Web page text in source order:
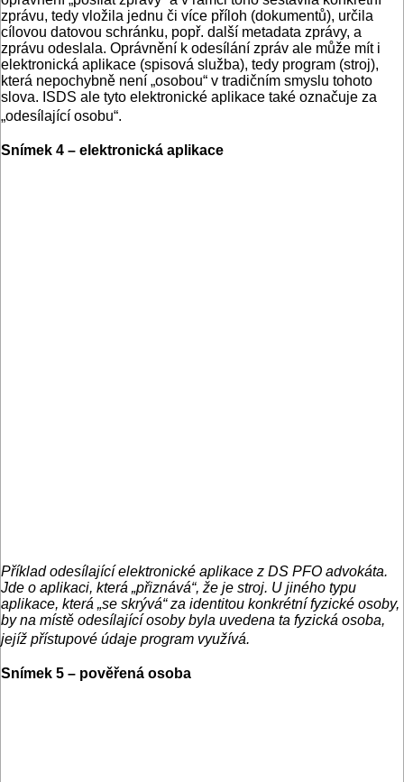
zprávu, tedy vložila jednu či více příloh (dokumentů), určila
cílovou datovou schránku, popř. další metadata zprávy, a
zprávu odeslala. Oprávnění k odesílání zpráv ale může mít i
elektronická aplikace (spisová služba), tedy program (stroj),
která nepochybně není „osobou“ v tradičním smyslu tohoto
slova. ISDS ale tyto elektronické aplikace také označuje za
„odesílající osobu“.
Snímek 4 – elektronická aplikace
Příklad odesílající elektronické aplikace z DS PFO advokáta.
Jde o aplikaci, která „přiznává“, že je stroj. U jiného typu
aplikace, která „se skrývá“ za identitou konkrétní fyzické osoby,
by na místě odesílající osoby byla uvedena ta fyzická osoba,
jejíž přístupové údaje program využívá.
Snímek 5 – pověřená osoba